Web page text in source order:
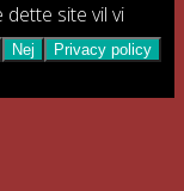
site vil vi
Nej Privacy policy